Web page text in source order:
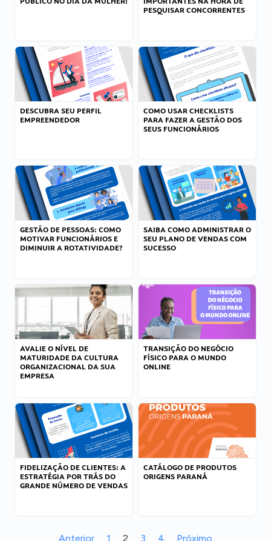
PESQUISAR CONCORRENTES
DESCUBRA SEU PERFIL
EMPREENDEDOR
COMO USAR CHECKLISTS
PARA FAZER A GESTÃO DOS
SEUS FUNCIONÁRIOS
GESTÃO DE PESSOAS: COMO
MOTIVAR FUNCIONÁRIOS E
DIMINUIR A ROTATIVIDADE?
SAIBA COMO ADMINISTRAR O
SEU PLANO DE VENDAS COM
SUCESSO
AVALIE O NÍVEL DE
MATURIDADE DA CULTURA
ORGANIZACIONAL DA SUA
EMPRESA
TRANSIÇÃO DO NEGÓCIO
FÍSICO PARA O MUNDO
ONLINE
FIDELIZAÇÃO DE CLIENTES: A
ESTRATÉGIA POR TRÁS DO
GRANDE NÚMERO DE VENDAS
CATÁLOGO DE PRODUTOS
ORIGENS PARANÁ
Anterior 1 2 3 4 Próximo